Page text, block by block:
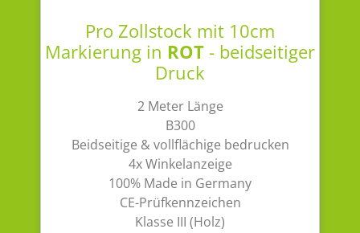
Pro Zollstock mit 10cm
Markierung in ROT- beidseitiger
Druck
2 Meter Länge
B300
Beidseitige & vollflächige bedrucken
4x Winkelanzeige
100% Made in Germany
CE-Prüfkennzeichen
Klasse III (Holz)